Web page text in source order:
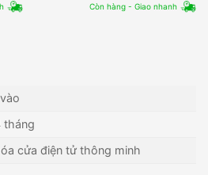
Còn hàng - Giao nhanh
tháng
cửa điện tử thông minh